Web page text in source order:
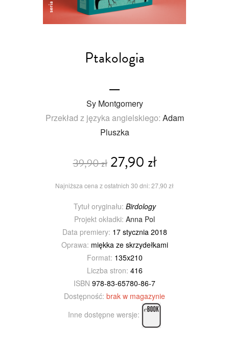
Ptakologia
Sy Montgomery
Przekład z języka angielskiego: Adam
Pluszka
39,90 zł27,90 zł
Najniższa cena z ostatnich 30 dni: 27,90 zł
Tytuł oryginału: Birdology
Projekt okładki: Anna Pol
Data premiery: 17 stycznia 2018
Oprawa: miękka ze skrzydełkami
Format: 135x210
Liczba stron: 416
ISBN 978-83-65780-86-7
Dostępność: brak w magazynie
Inne dostępne wersje: